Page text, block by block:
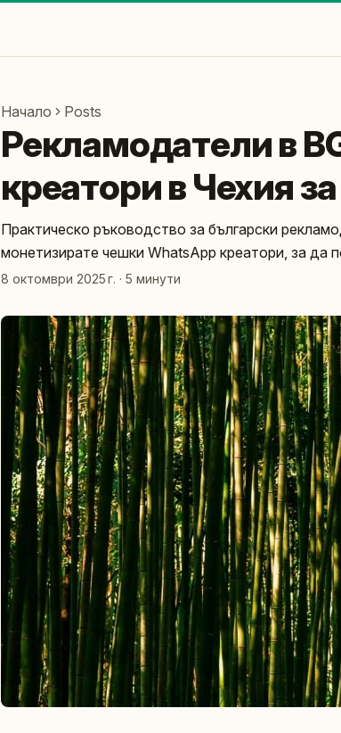
Начало Posts
Рекламодатели в
креатори в Чехия
Практическо ръководство за български
монетизирате чешки WhatsApp креатори, за да
8 октомври 2025 г. · 5 минути